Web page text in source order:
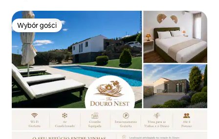
Wybór gości
Wybór gości